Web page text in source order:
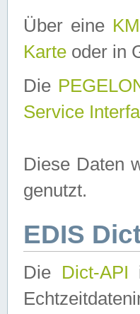
Über eine
Karte oder in
Die
Service
Diese Daten
genutzt.
EDIS
Die Dict-API